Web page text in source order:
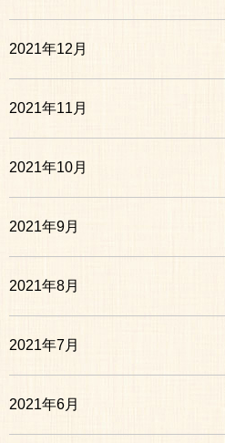
2021年12月
2021年11月
2021年10月
2021年9月
2021年8月
2021年7月
2021年6月